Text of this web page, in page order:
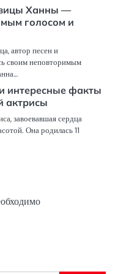
Ханны —
голосом и
автор песен и
своим неповторимым
интересные факты
актрисы
завоевавшая сердца
Она родилась 11